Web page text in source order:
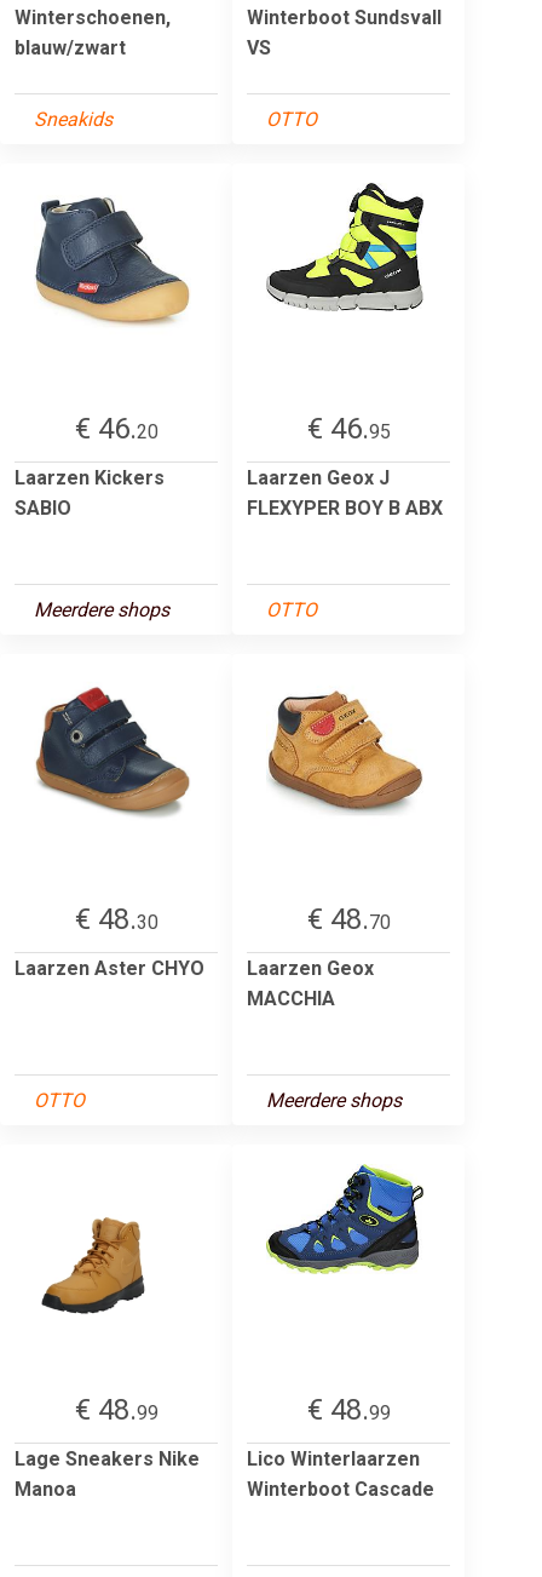
Winterschoenen,
blauw/zwart
Sneakids
Winterboot Sundsvall
VS
OTTO
€ 46.20
Laarzen Kickers
SABIO
Meerdere shops
€ 46.95
Laarzen Geox J
FLEXYPER BOY B ABX
OTTO
€ 48.30
Laarzen Aster CHYO
OTTO
€ 48.70
Laarzen Geox
MACCHIA
Meerdere shops
€ 48.99
Lage Sneakers Nike
Manoa
€ 48.99
Lico Winterlaarzen
Winterboot Cascade